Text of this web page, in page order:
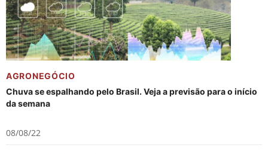
AGRONEGÓCIO
Chuva se espalhando pelo Brasil. Veja a previsão para o início
da semana
08/08/22